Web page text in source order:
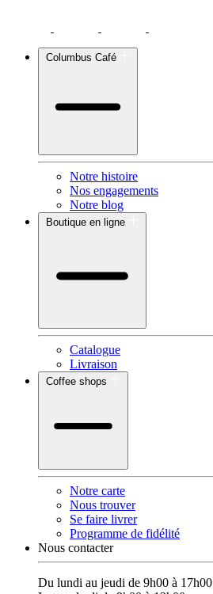
Columbus Café
Notre histoire
Nos engagements
Notre blog
Boutique en ligne
Catalogue
Livraison
Coffee shops
Notre carte
Nous trouver
Se faire livrer
Programme de fidélité
Nous contacter
Du lundi au jeudi de 9h00 à 17h00